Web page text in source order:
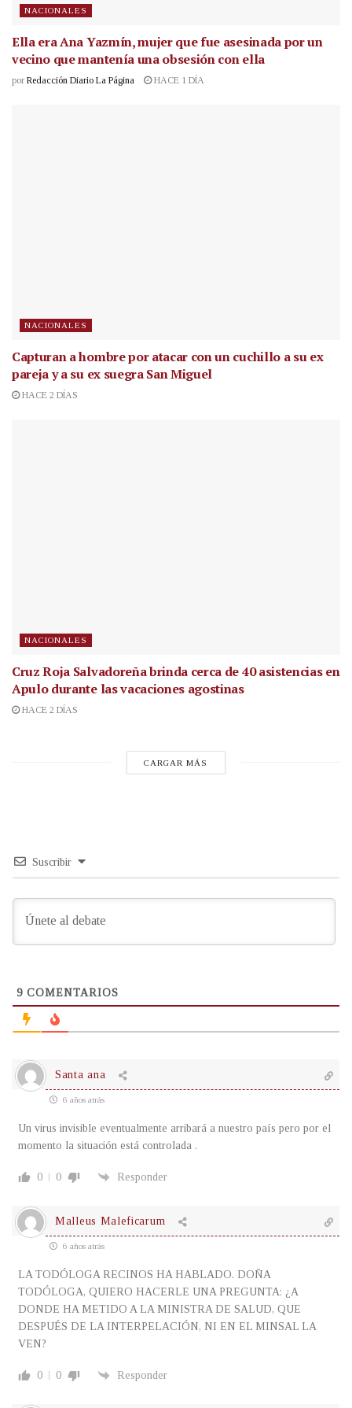
NACIONALES
Ella era Ana Yazmín, mujer que fue asesinada por un
vecino que mantenía una obsesión con ella
por Redacción Diario La Página HACE 1 DÍA
NACIONALES
Capturan a hombre por atacar con un cuchillo a su ex
pareja y a su ex suegra San Miguel
HACE 2 DÍAS
NACIONALES
Cruz Roja Salvadoreña brinda cerca de 40 asistencias en
Apulo durante las vacaciones agostinas
HACE 2 DÍAS
CARGAR MÁS
Suscribir
9 COMENTARIOS
Santa ana
6 años atrás
Un virus invisible eventualmente arribará a nuestro país pero por el
momento la situación está controlada .
0 0 Responder
Malleus Maleficarum
6 años atrás
LA TODÓLOGA RECINOS HA HABLADO. DOÑA
TODÓLOGA, QUIERO HACERLE UNA PREGUNTA: ¿A
DONDE HA METIDO A LA MINISTRA DE SALUD, QUE
DESPUÉS DE LA INTERPELACIÓN, NI EN EL MINSAL LA
VEN?
0 0 Responder